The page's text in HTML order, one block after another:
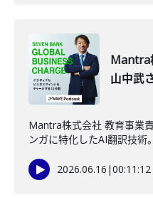
Mantra
山中武
Mantra株式会社 教育事業
ンガに特化したAI翻訳技術。
2026.06.16 |00:11:12